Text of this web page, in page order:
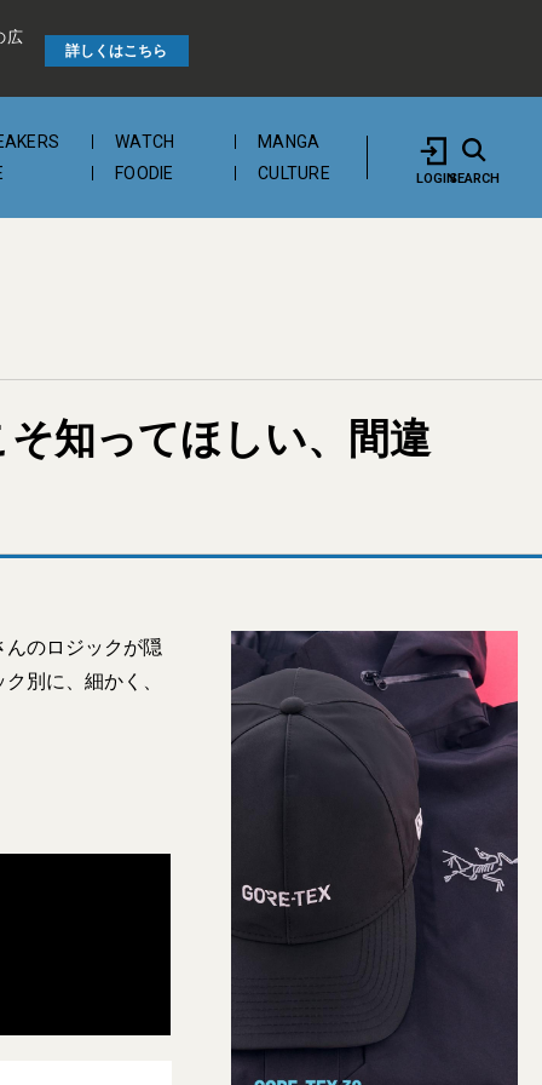
広
詳しくはこちら
WATCH
MANGA
FOODIE CULTURE LOGINSEARCH
知ってほしい、間違
のロジックが隠
別に、細かく、